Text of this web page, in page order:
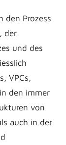
den Prozess
der
und des
VPCs,
den immer
von
auch in der